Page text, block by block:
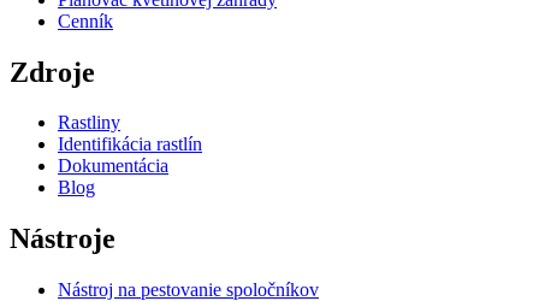
Cenník
Zdroje
Rastliny
Identifikácia rastlín
Dokumentácia
Blog
Nástroje
Nástroj na pestovanie spoločníkov